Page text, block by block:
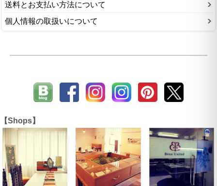
送料とお支払い方法について
個人情報の取扱いについて
【Shops】